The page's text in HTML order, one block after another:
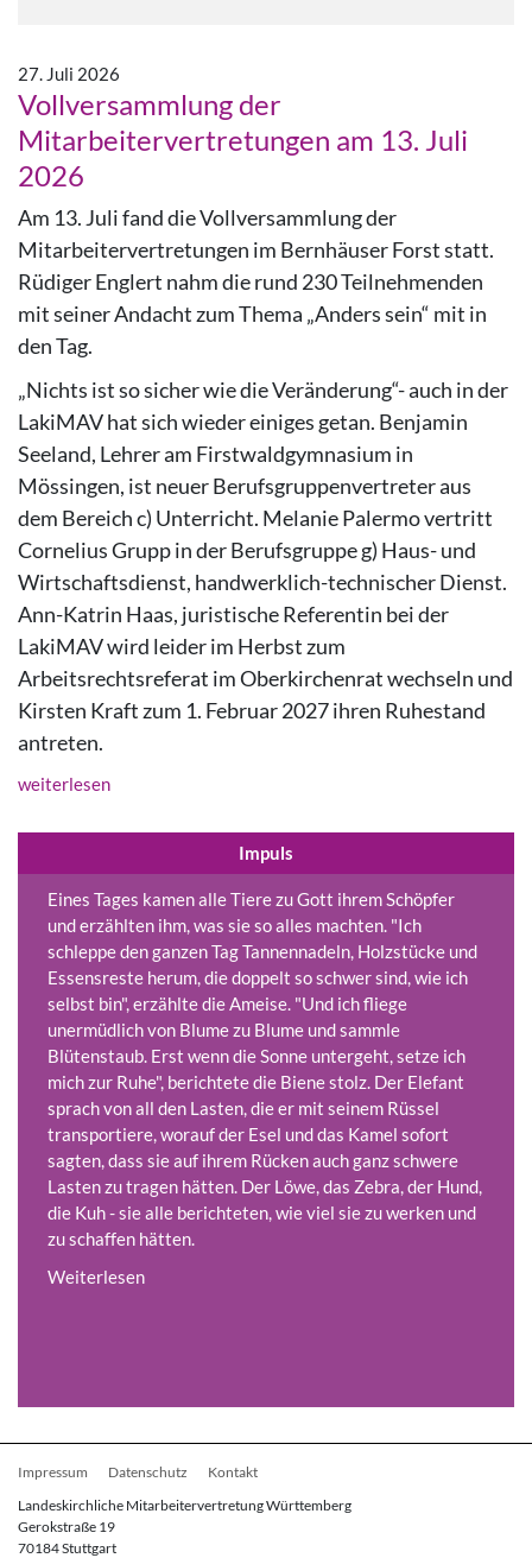
27. Juli 2026
Vollversammlung der
Mitarbeitervertretungen am 13. Juli
2026
Am 13. Juli fand die Vollversammlung der
Mitarbeitervertretungen im Bernhäuser Forst statt.
Rüdiger Englert nahm die rund 230 Teilnehmenden
mit seiner Andacht zum Thema „Anders sein“ mit in
den Tag.
„Nichts ist so sicher wie die Veränderung“- auch in der
LakiMAV hat sich wieder einiges getan. Benjamin
Seeland, Lehrer am Firstwaldgymnasium in
Mössingen, ist neuer Berufsgruppenvertreter aus
dem Bereich c) Unterricht. Melanie Palermo vertritt
Cornelius Grupp in der Berufsgruppe g) Haus- und
Wirtschaftsdienst, handwerklich-technischer Dienst.
Ann-Katrin Haas, juristische Referentin bei der
LakiMAV wird leider im Herbst zum
Arbeitsrechtsreferat im Oberkirchenrat wechseln und
Kirsten Kraft zum 1. Februar 2027 ihren Ruhestand
antreten.
weiterlesen
Impuls
Eines Tages kamen alle Tiere zu Gott ihrem Schöpfer
und erzählten ihm, was sie so alles machten. "Ich
schleppe den ganzen Tag Tannennadeln, Holzstücke und
Essensreste herum, die doppelt so schwer sind, wie ich
selbst bin", erzählte die Ameise. "Und ich fliege
unermüdlich von Blume zu Blume und sammle
Blütenstaub. Erst wenn die Sonne untergeht, setze ich
mich zur Ruhe", berichtete die Biene stolz. Der Elefant
sprach von all den Lasten, die er mit seinem Rüssel
transportiere, worauf der Esel und das Kamel sofort
sagten, dass sie auf ihrem Rücken auch ganz schwere
Lasten zu tragen hätten. Der Löwe, das Zebra, der Hund,
die Kuh - sie alle berichteten, wie viel sie zu werken und
zu schaffen hätten.
Weiterlesen
Fußbereichsmenü
Impressum Datenschutz
Kontakt
Landeskirchliche Mitarbeitervertretung Württemberg
Gerokstraße 19
70184 Stuttgart